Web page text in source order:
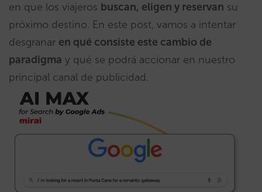
en que los viajeros buscan, eligen y reservan su
próximo destino. En este post, vamos a intentar
desgranar en qué consiste este cambio de
paradigma y qué se podrá accionar en nuestro
principal canal de publicidad.